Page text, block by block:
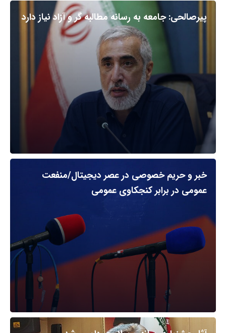
پیرصالحی: جامعه به رسانه مطالبه گر و آزاد نیاز دارد
خبر و حریم خصوصی در عصر دیجیتال/منفعت
عمومی در برابر کنجکاوی عمومی